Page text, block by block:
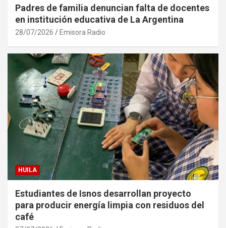
Padres de familia denuncian falta de docentes
en institución educativa de La Argentina
28/07/2026 Emisora Radio
HUILA
Estudiantes de Isnos desarrollan proyecto
para producir energía limpia con residuos del
café